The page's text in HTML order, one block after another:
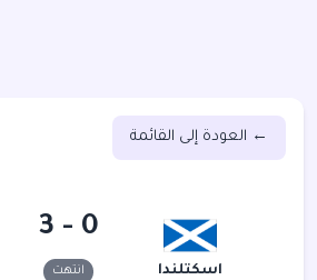
← العودة إلى القائمة
اسكتلندا
0 - 3
انتهت